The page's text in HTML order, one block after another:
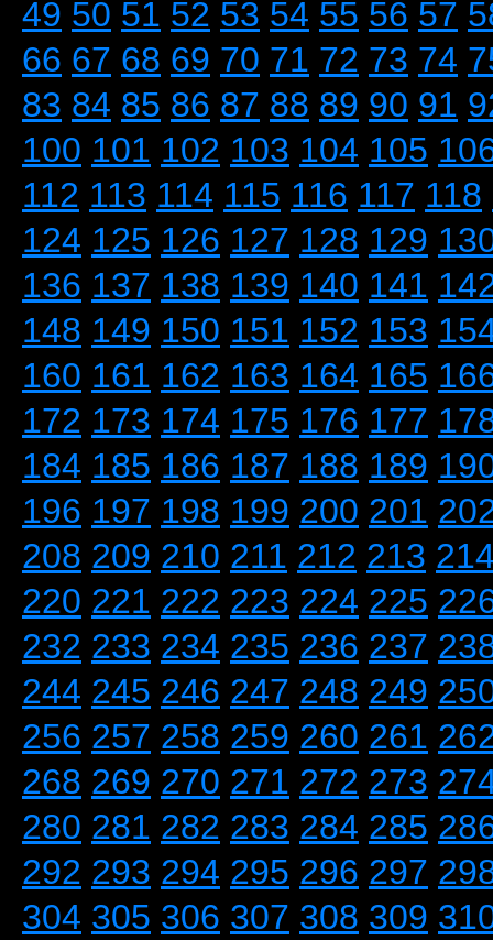
49 50 51 52 53 54 55 56 57
66 67 68 69 70 71 72 73 74
83 84 85 86 87 88 89 90 91
100 101 102 103 104 105
112 113 114 115 116 117 118
124 125 126 127 128 129
136 137 138 139 140 141
148 149 150 151 152 153
160 161 162 163 164 165
172 173 174 175 176 177
184 185 186 187 188 189
196 197 198 199 200 201
208 209 210 211 212 213
220 221 222 223 224 225
232 233 234 235 236 237
244 245 246 247 248 249
256 257 258 259 260 261
268 269 270 271 272 273
280 281 282 283 284 285
292 293 294 295 296 297
304 305 306 307 308 309